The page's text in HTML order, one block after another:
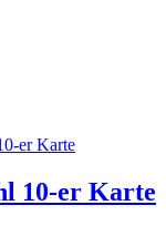
10-er Karte